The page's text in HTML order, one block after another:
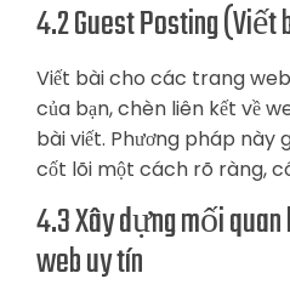
4.2 Guest Posting (Viết
Viết bài cho các trang
của bạn, chèn liên kết về
bài viết. Phương pháp này
cốt lõi một cách rõ ràng,
4.3 Xây dựng mối
web uy tín